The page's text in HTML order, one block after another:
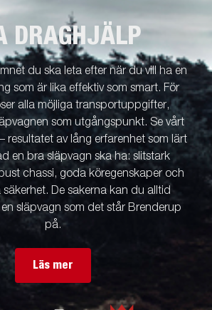
DRAGHJÄLP
du ska leta efter när du vill ha en
som är lika effektiv som smart. För
alla möjliga transportuppgifter,
som utgångspunkt. Se vårt
resultatet av lång erfarenhet som lärt
en bra släpvagn ska ha: slitstark
chassi, goda köregenskaper och
säkerhet. De sakerna kan du alltid
släpvagn som det står Brenderup
på.
Läs mer